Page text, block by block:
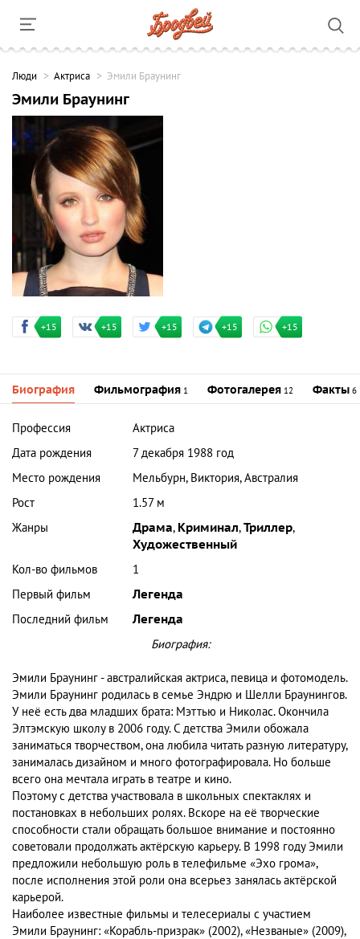
Люди Актриса Эмили Браунинг
Эмили Браунинг
+15 +15 +15 +15 +15
Биография Фильмография 1 Фотогалерея 12 Факты 6
Профессия
Актриса
Дата рождения
7 декабря 1988 год
Место рождения
Мельбурн, Виктория, Австралия
Рост
1.57 м
Жанры
Драма, Криминал,Триллер,
Художественный
Кол-во фильмов
1
Первый фильм
Легенда
Последний фильм
Легенда
Биография:
Эмили Браунинг - австралийская актриса, певица и фотомодель.
Эмили Браунинг родилась в семье Эндрю и Шелли Браунингов.
У неё есть два младших брата: Мэттью и Николас. Окончила
Элтэмскую школу в 2006 году. С детства Эмили обожала
заниматься творчеством, она любила читать разную литературу,
занималась дизайном и много фотографировала. Но больше
всего она мечтала играть в театре и кино.
Поэтому с детства участвовала в школьных спектаклях и
постановках в небольших ролях. Вскоре на её творческие
способности стали обращать большое внимание и постоянно
советовали продолжать актёрскую карьеру. В 1998 году Эмили
предложили небольшую роль в телефильме «Эхо грома»,
после исполнения этой роли она всерьез занялась актёрской
карьерой.
Наиболее известные фильмы и телесериалы с участием
Эмили Браунинг: «Корабль-призрак» (2002), «Незваные» (2009),